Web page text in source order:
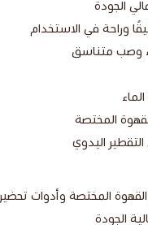
الجودة
وراحة في الاستخدام
وصب متناسق
المختصة
المختصة وأدوات
الجودة